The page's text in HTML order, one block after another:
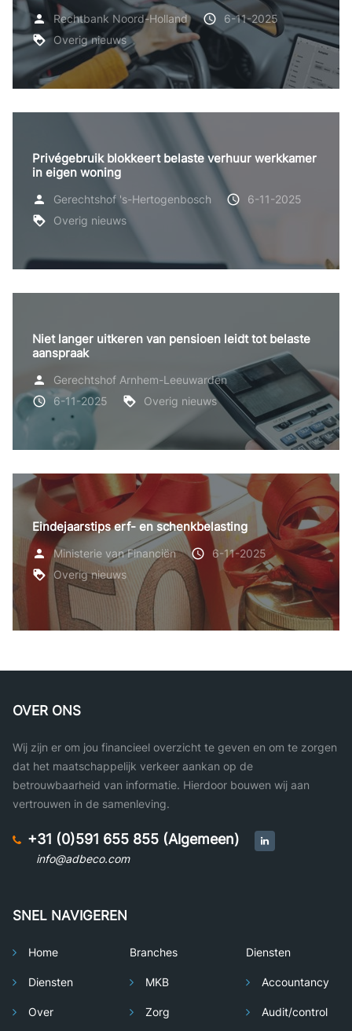
Rechtbank Noord-Holland
6-11-2025
Overig nieuws
Privégebruik blokkeert belaste verhuur werkkamer
in eigen woning
Gerechtshof 's-Hertogenbosch
6-11-2025
Overig nieuws
Niet langer uitkeren van pensioen leidt tot belaste
aanspraak
Gerechtshof Arnhem-Leeuwarden
6-11-2025
Overig nieuws
Eindejaarstips erf- en schenkbelasting
Ministerie van Financiën
6-11-2025
Overig nieuws
OVER ONS
Wij zijn er om jou financieel overzicht te geven en om te zorgen
dat het maatschappelijk verkeer aankan op de
betrouwbaarheid van informatie. Hierdoor bouwen wij aan
vertrouwen in de samenleving.
+31 (0)591 655 855 (Algemeen)
info@adbeco.com
SNEL NAVIGEREN
Home
Diensten
Over
Branches
MKB
Zorg
Diensten
Accountancy
Audit/control